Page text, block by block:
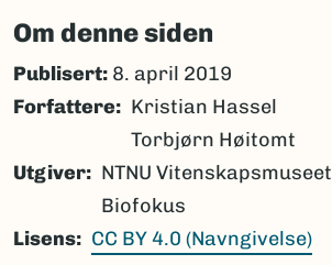
Om denne siden
Publisert: 8. april 2019
Forfattere
Kristian Hassel
Torbjørn Høitomt
Utgiver
NTNU Vitenskapsmuseet
Biofokus
Lisens
CC BY 4.0 (Navngivelse)